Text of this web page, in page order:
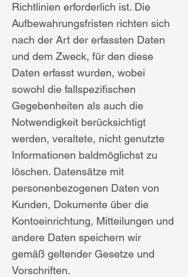
Richtlinien erforderlich ist. Die
Aufbewahrungsfristen richten sich
nach der Art der erfassten Daten
und dem Zweck, für den diese
Daten erfasst wurden, wobei
sowohl die fallspezifischen
Gegebenheiten als auch die
Notwendigkeit berücksichtigt
werden, veraltete, nicht genutzte
Informationen baldmöglichst zu
löschen. Datensätze mit
personenbezogenen Daten von
Kunden, Dokumente über die
Kontoeinrichtung, Mitteilungen und
andere Daten speichern wir
gemäß geltender Gesetze und
Vorschriften.